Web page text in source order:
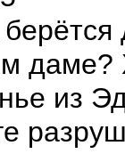
даме?
из